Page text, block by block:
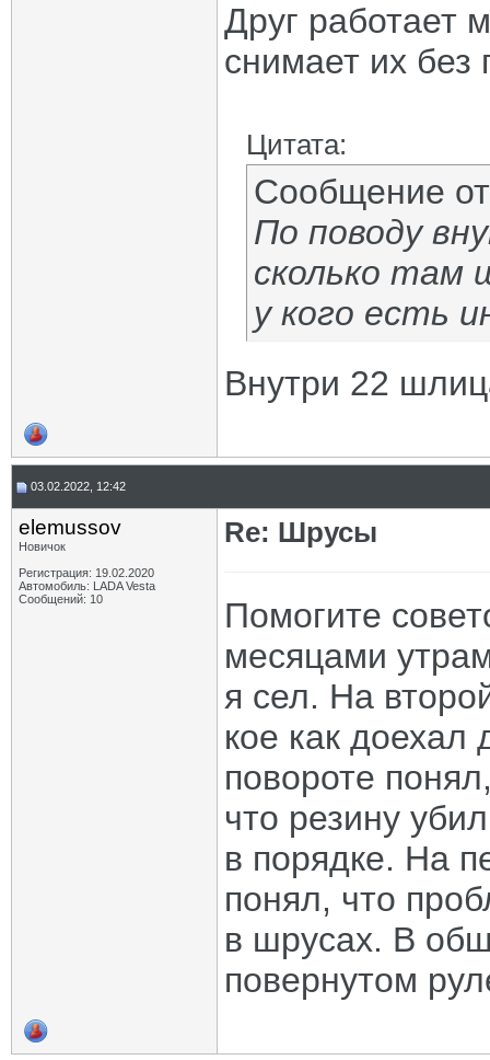
Друг работает
снимает их без
Цитата:
Сообщение
По поводу
сколько там
у кого есть
Внутри 22
03.02.2022, 12:42
elemussov
Новичок
Регистрация: 19.02.2020
Автомобиль: LADA Vesta
Сообщений: 10
Re: Шрусы
Помогите
месяцами
я сел. На
кое как доехал
повороте
что резину
в порядке. На
понял, что
в шрусах. В
повернутом